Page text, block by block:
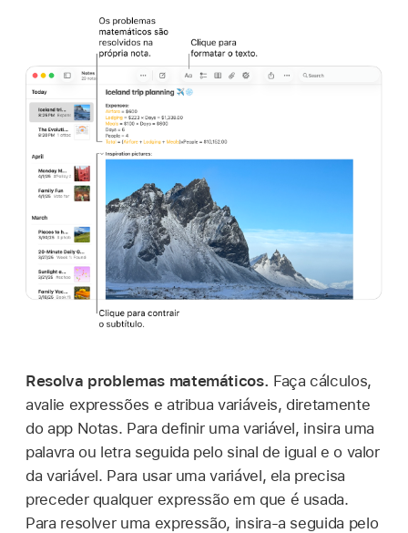
Resolva problemas matemáticos. Faça cálculos,
avalie expressões e atribua variáveis, diretamente
do app Notas. Para definir uma variável, insira uma
palavra ou letra seguida pelo sinal de igual e o valor
da variável. Para usar uma variável, ela precisa
preceder qualquer expressão em que é usada.
Para resolver uma expressão, insira-a seguida pelo